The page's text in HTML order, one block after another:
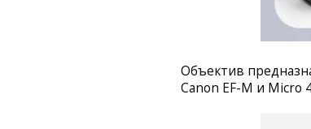
Объектив
Canon EF-M и Micro